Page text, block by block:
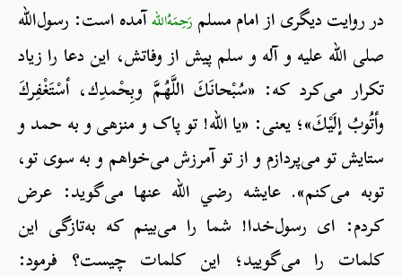
در روایت دیگری از امام مسلم رَحِمَهُ‌اللهآمده است: رسول‌الله
صلی الله علیه و آله و سلم پیش از وفاتش، این دعا را زیاد
تکرار می‌کرد که: «سُبْحانَكَ اللَّهُمَّ وبِحْمدِك، أسْتَغْفِركَ
وأتُوبُ إلَيْكَ»؛ یعنی: «یا الله! تو پاک و منزهی و به حمد و
ستایش تو می‌پردازم و از تو آمرزش می‌خواهم و به سوی تو،
توبه می‌کنم». عایشه رضي الله عنها می‌گوید: عرض
کردم: ای رسول‌خدا! شما را می‌بینم که به‌تازگی این
کلمات را می‌گویید؛ این کلمات چیست؟ فرمود: